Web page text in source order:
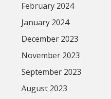
February 2024
January 2024
December 2023
November 2023
September 2023
August 2023